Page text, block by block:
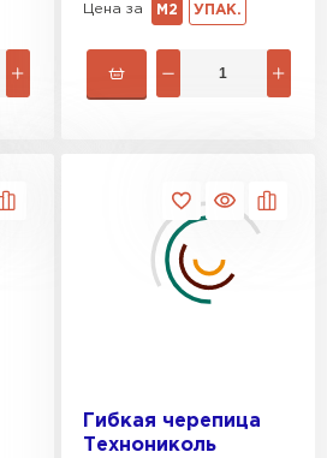
Цена за М2 УПАК.
Гибкая черепица
Технониколь